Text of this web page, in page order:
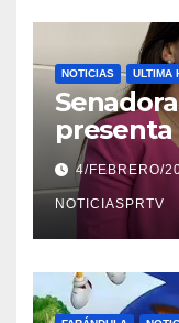
NOTICIAS ULTIMA
presenta
violencia
4/FEBRERO/
NOTICIASPRTV